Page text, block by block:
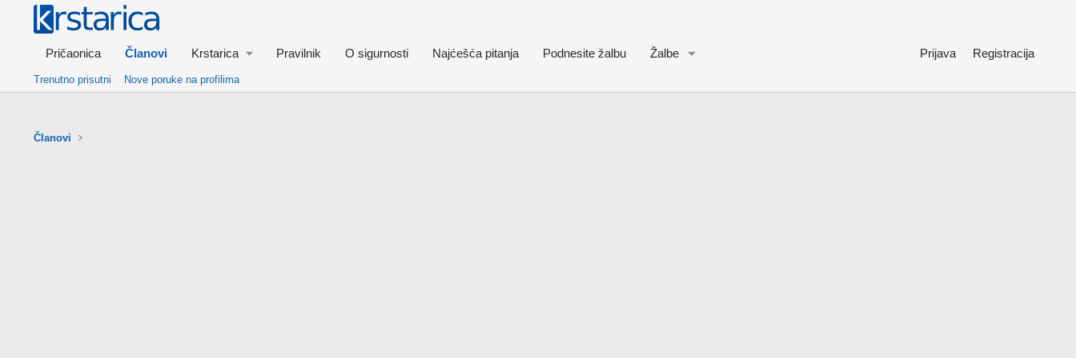
Pričaonica Članovi Krstarica Pravilnik O sigurnosti Najćešća pitanja Podnesite žalbu Žalbe Prijava Registracija
Trenutno prisutni Nove poruke na profilima
Članovi